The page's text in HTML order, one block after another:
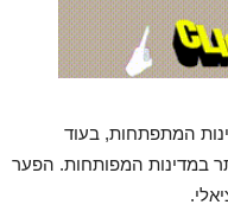
המתפתחות, בעוד
במדינות המפותחות. הפער